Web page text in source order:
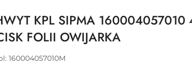
KPL SIPMA 160004057010
FOLII OWIJARKA
160004057010M